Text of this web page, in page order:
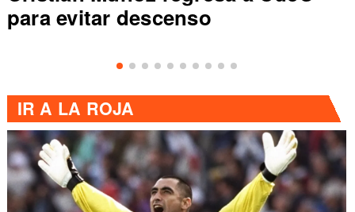
para evitar descenso
IR A LA ROJA